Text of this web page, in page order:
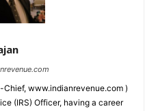
Chief, www.indianrevenue.com )
(IRS) Officer, having a career